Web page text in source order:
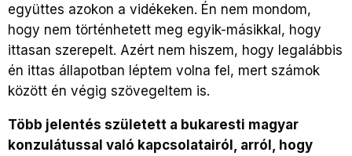
együttes azokon a vidékeken. Én nem mondom,
hogy nem történhetett meg egyik-másikkal, hogy
ittasan szerepelt. Azért nem hiszem, hogy legalábbis
én ittas állapotban léptem volna fel, mert számok
között én végig szövegeltem is.
Több jelentés született a bukaresti magyar
konzulátussal való kapcsolatairól, arról, hogy